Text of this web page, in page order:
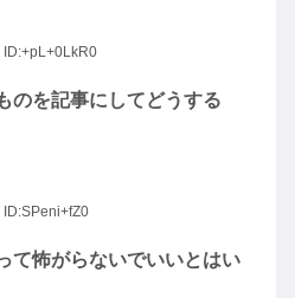
ID:+pL+0LkR0
のを記事にしてどうする
ID:SPeni+fZ0
て怖がらないでいいとはい